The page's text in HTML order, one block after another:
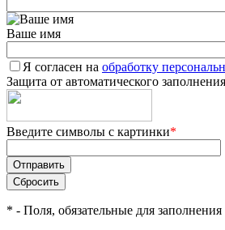
Ваше имя
Я согласен на обработку
Защита от автоматического заполнения
Введите символы с картинки*
* - Поля, обязательные для заполнения